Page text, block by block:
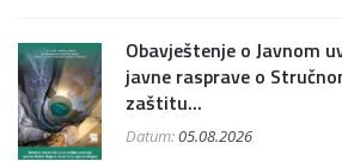
Obavještenje o Javnom
javne rasprave o
zaštitu...
Datum:05.08.2026